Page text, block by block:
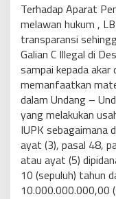
Terhadap Aparat
melawan hukum ,
transparansi
Galian C Illegal di
sampai kepada
memanfaatkan
dalam Undang –
yang melakukan
IUPK sebagaimana
ayat (3), pasal 48,
atau ayat (5)
10 (sepuluh) tahun
10.000.000.000,00